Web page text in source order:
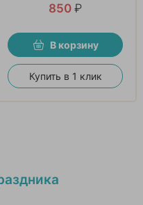
850 ₽
В корзину
Купить в 1 клик